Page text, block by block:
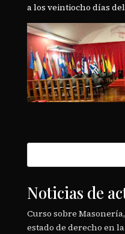
a los veintiocho días
Noticias de
Curso sobre
estado de derecho en